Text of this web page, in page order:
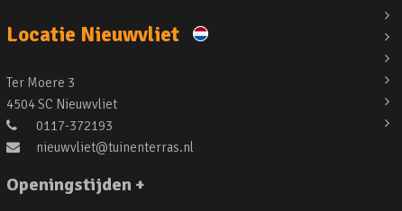
Locatie Nieuwvliet
Ter Moere 3
4504 SC Nieuwvliet
0117-372193
nieuwvliet@tuinenterras.nl
Openingstijden +